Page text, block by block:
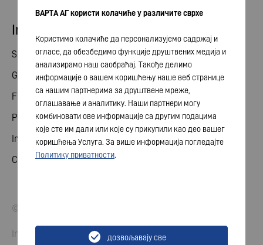
Investor relations
Share
General meeting
Financial calendar
Publications
Investor contact
Corporate governance
© 2026 VARTA AG. All rights reserved.
Imprint
ВАРТА АГ користи колачиће у различите сврхе
Користимо колачиће да персонализујемо садржај и
огласе, да обезбедимо функције друштвених медија и
анализирамо наш саобраћај. Такође делимо
информације о вашем коришћењу наше веб странице
са нашим партнерима за друштвене мреже,
оглашавање и аналитику. Наши партнери могу
комбиновати ове информације са другим подацима
које сте им дали или које су прикупили као део вашег
коришћења Услуга. За више информација погледајте
Политику приватности.
дозвољавају све